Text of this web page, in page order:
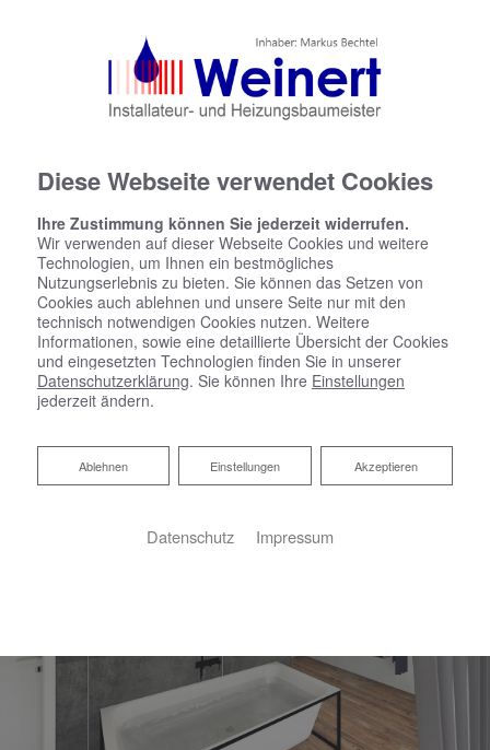
info@weinert-haustechnik.de
Facebook
Startseite»Bad»Badinspiration & Musterbäder»Luxus-Bad 15,9 ㎡
Luxus-Bad 15,9 ㎡
Diese Webseite verwendet Cookies
Ihre Zustimmung können Sie jederzeit widerrufen.
Wir verwenden auf dieser Webseite Cookies und weitere
Technologien, um Ihnen ein bestmögliches
Nutzungserlebnis zu bieten. Sie können das Setzen von
Cookies auch ablehnen und unsere Seite nur mit den
technisch notwendigen Cookies nutzen. Weitere
Informationen, sowie eine detaillierte Übersicht der Cookies
und eingesetzten Technologien finden Sie in unserer
Datenschutzerklärung. Sie können Ihre Einstellungen
jederzeit ändern.
Akzeptieren
Einstellungen
Ablehnen
Ablehnen
Datenschutz Impressum